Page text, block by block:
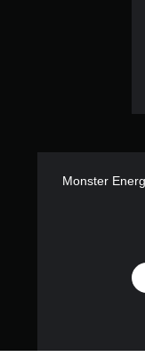
Monster